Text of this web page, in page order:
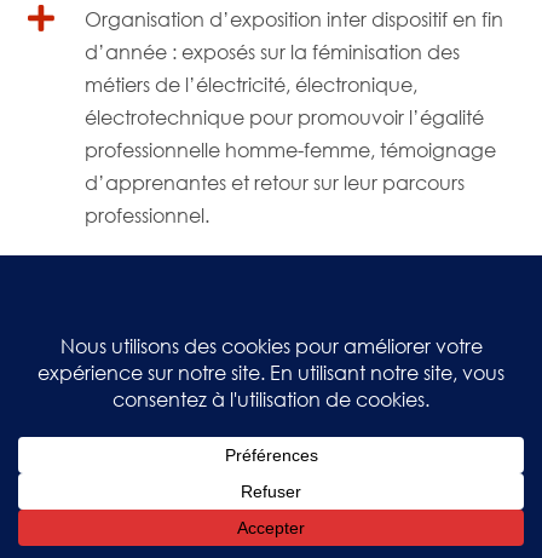

Organisation d’exposition inter dispositif en fin
d’année : exposés sur la féminisation des
métiers de l’électricité, électronique,
électrotechnique pour promouvoir l’égalité
professionnelle homme-femme, témoignage
d’apprenantes et retour sur leur parcours
professionnel.
Restez en contact avec
l’ADEF
» indique les champs nécessaires
PRÉNOM - NOM*